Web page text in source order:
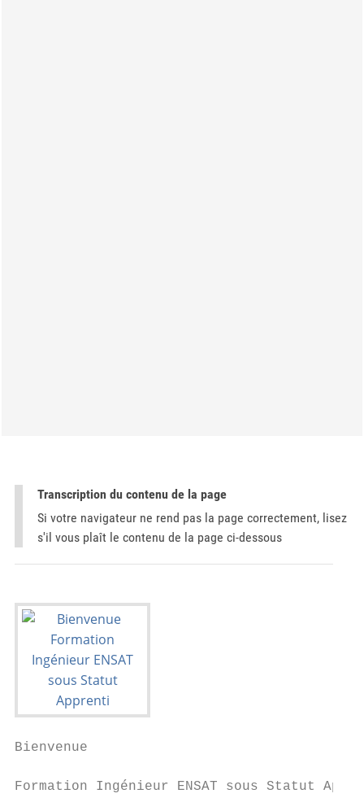
Transcription du contenu de la page
Si votre navigateur ne rend pas la page correctement, lisez
s'il vous plaît le contenu de la page ci-dessous
Bienvenue
Formation Ingénieur ENSAT sous Statut